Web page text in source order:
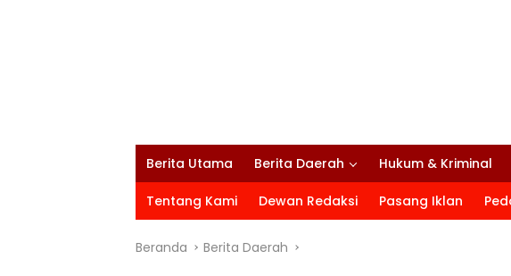
Berita Utama Berita Daerah Hukum & Kriminal
Tentang Kami Dewan Redaksi Pasang Iklan
Beranda Berita Daerah